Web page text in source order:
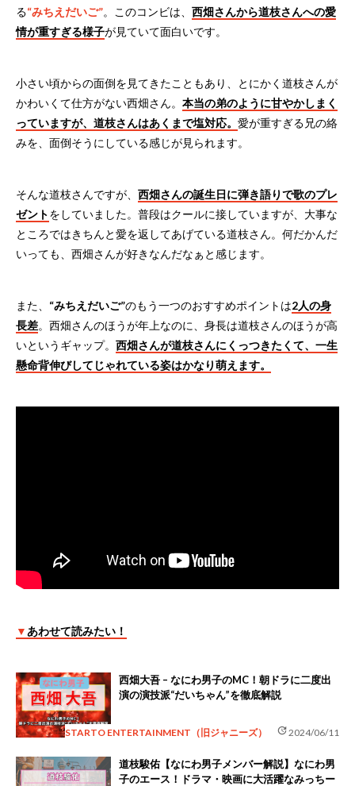
る“みちえだいご”。このコンビは、 西畑さんから道枝さんへの愛
情が重すぎる様子が見ていて面白いです。
小さい頃からの面倒を見てきたこともあり、とにかく道枝さんが
かわいくて仕方がない西畑さん。 本当の弟のように甘やかしまく
っていますが、道枝さんはあくまで塩対応。 愛が重すぎる兄の絡
みを、面倒そうにしている感じが見られます。
そんな道枝さんですが、 西畑さんの誕生日に弾き語りで歌のプレ
ゼントをしていました。普段はクールに接していますが、大事な
ところではきちんと愛を返してあげている道枝さん。何だかんだ
いっても、西畑さんが好きなんだなぁと感じます。
また、 “みちえだいご”のもう一つのおすすめポイントは2人の身
長差。西畑さんのほうが年上なのに、身長は道枝さんのほうが高
いというギャップ。 西畑さんが道枝さんにくっつきたくて、一生
懸命背伸びしてじゃれている姿はかなり萌えます。
▼ あわせて読みたい！
西畑大吾 – なにわ男子のMC！朝ドラに二度出
演の演技派“だいちゃん”を徹底解説
STARTO ENTERTAINMENT（旧ジャニーズ） update2024/06/11
道枝駿佑【なにわ男子メンバー解説】なにわ男
子のエース！ドラマ・映画に大活躍なみっちー